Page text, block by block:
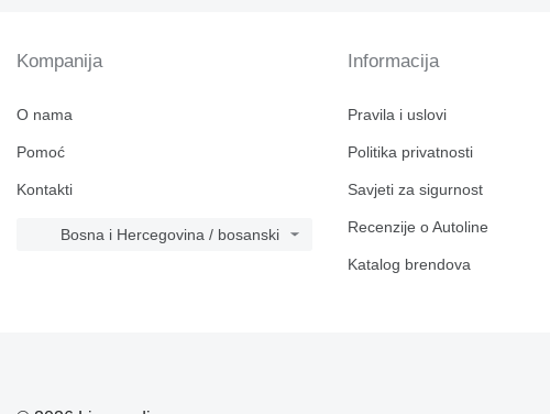
Kompanija
O nama
Pomoć
Kontakti
Bosna i Hercegovina / bosanski
Informacija
Pravila i uslovi
Politika privatnosti
Savjeti za sigurnost
Recenzije o Autoline
Katalog brendova